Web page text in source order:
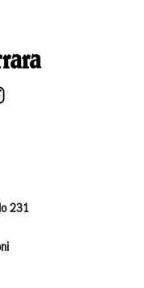
231